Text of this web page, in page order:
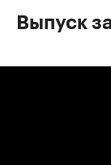
Выпуск